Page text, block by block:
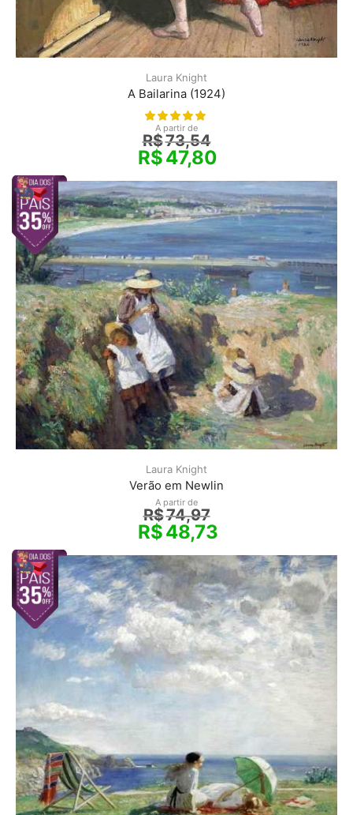
Laura Knight
A Bailarina (1924)
A partir de
R$73,54
R$47,80
Laura Knight
Verão em Newlin
A partir de
R$74,97
R$48,73